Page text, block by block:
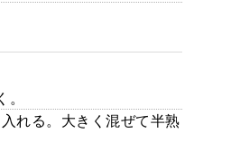
れる。大きく混ぜて半熟